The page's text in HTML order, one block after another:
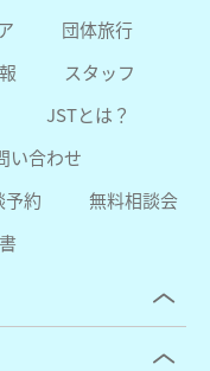
団体旅行
スタッフ
JSTとは？
い合わせ
予約
無料相談会